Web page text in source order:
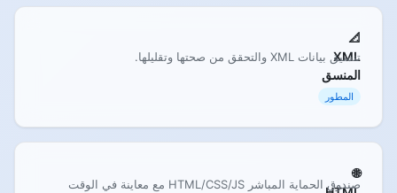
📐
XML
المنسق
تنسيق بيانات XML والتحقق من صحتها وتقليلها.
المطور
🌐
صندوق الحماية المباشر HTML/CSS/JS مع معاينة في الوقت